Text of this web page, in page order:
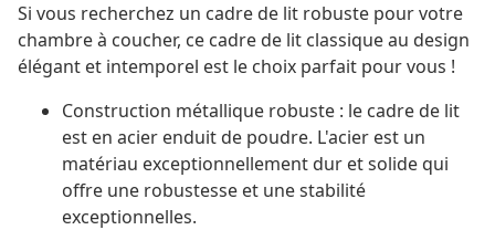
Si vous recherchez un cadre de lit robuste pour votre
chambre à coucher, ce cadre de lit classique au design
élégant et intemporel est le choix parfait pour vous !
Construction métallique robuste : le cadre de lit
est en acier enduit de poudre. L'acier est un
matériau exceptionnellement dur et solide qui
offre une robustesse et une stabilité
exceptionnelles.